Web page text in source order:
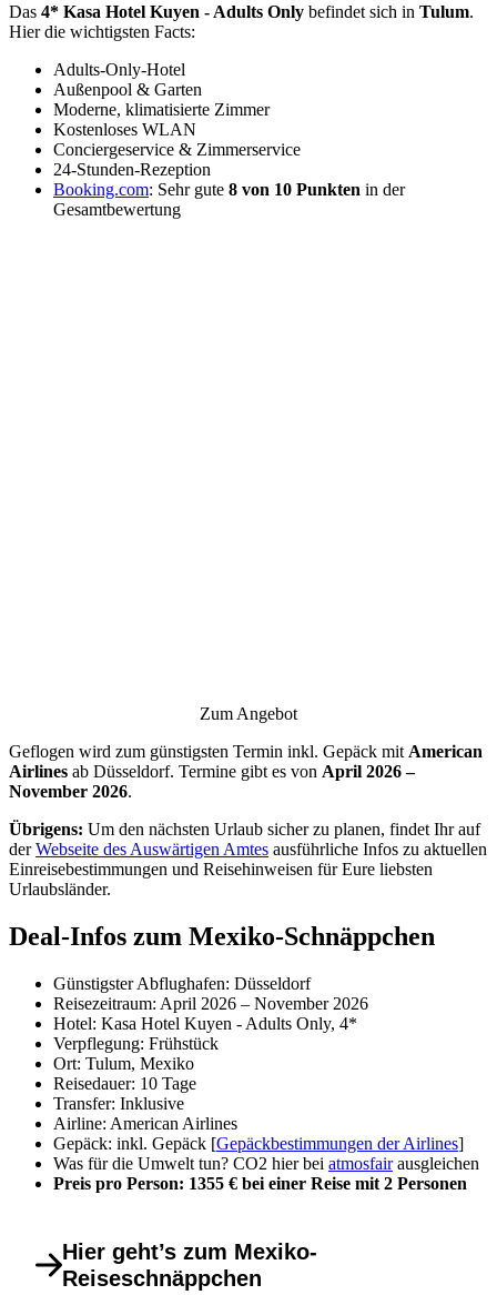
Das 4* Kasa Hotel Kuyen - Adults Only befindet sich in Tulum.
Hier die wichtigsten Facts:
Adults-Only-Hotel
Außenpool & Garten
Moderne, klimatisierte Zimmer
Kostenloses WLAN
Conciergeservice & Zimmerservice
24-Stunden-Rezeption
Booking.com: Sehr gute 8 von 10 Punkten in der
Gesamtbewertung
Zum Angebot
Geflogen wird zum günstigsten Termin inkl. Gepäck mit American
Airlines ab Düsseldorf. Termine gibt es von April 2026 –
November 2026.
Übrigens: Um den nächsten Urlaub sicher zu planen, findet Ihr auf
derWebseite des Auswärtigen Amtes ausführliche Infos zu aktuellen
Einreisebestimmungen und Reisehinweisen für Eure liebsten
Urlaubsländer.
Deal-Infos zum Mexiko-Schnäppchen
Günstigster Abflughafen: Düsseldorf
Reisezeitraum: April 2026 – November 2026
Hotel: Kasa Hotel Kuyen - Adults Only, 4*
Verpflegung: Frühstück
Ort: Tulum, Mexiko
Reisedauer: 10 Tage
Transfer: Inklusive
Airline: American Airlines
Gepäck: inkl. Gepäck [Gepäckbestimmungen der Airlines]
Was für die Umwelt tun? CO2 hier bei atmosfairausgleichen
Preis pro Person: 1355 € bei einer Reise mit 2 Personen
Hier geht’s zum Mexiko-
Reiseschnäppchen